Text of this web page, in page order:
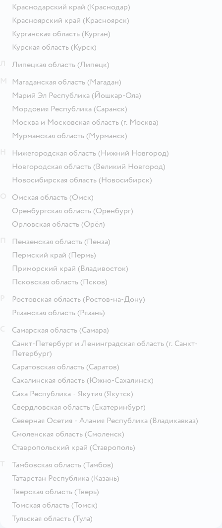
Краснодарский край (Краснодар)
Красноярский край (Красноярск)
Курганская область (Курган)
Курская область (Курск)
Липецкая область (Липецк)
Магаданская область (Магадан)
Марий Эл Республика (Йошкар-Ола)
Мордовия Республика (Саранск)
Москва и Московская область (г. Москва)
Мурманская область (Мурманск)
Нижегородская область (Нижний Новгород)
Новгородская область (Великий Новгород)
Новосибирская область (Новосибирск)
Омская область (Омск)
Оренбургская область (Оренбург)
Орловская область (Орёл)
Пензенская область (Пенза)
Пермский край (Пермь)
Приморский край (Владивосток)
Псковская область (Псков)
Ростовская область (Ростов-на-Дону)
Рязанская область (Рязань)
Самарская область (Самара)
Санкт-Петербург и Ленинградская область (г. Санкт-
Петербург)
Саратовская область (Саратов)
Сахалинская область (Южно-Сахалинск)
Саха Республика - Якутия (Якутск)
Свердловская область (Екатеринбург)
Северная Осетия - Алания Республика (Владикавказ)
Смоленская область (Смоленск)
Ставропольский край (Ставрополь)
Тамбовская область (Тамбов)
Татарстан Республика (Казань)
Тверская область (Тверь)
Томская область (Томск)
Тульская область (Тула)